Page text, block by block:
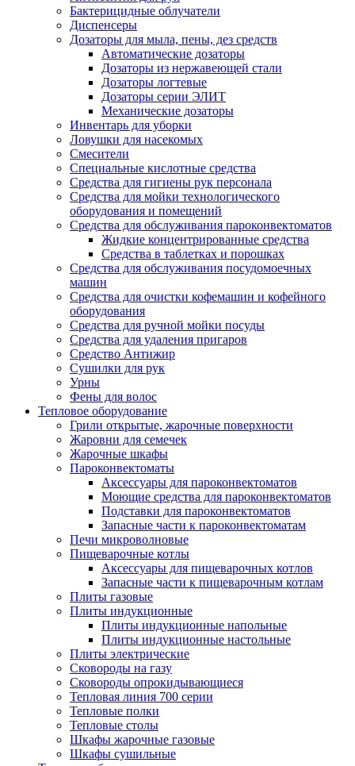
Бактерицидные облучатели
Диспенсеры
Дозаторы для мыла, пены, дез средств
Автоматические дозаторы
Дозаторы из нержавеющей стали
Дозаторы логтевые
Дозаторы серии ЭЛИТ
Механические дозаторы
Инвентарь для уборки
Ловушки для насекомых
Смесители
Специальные кислотные средства
Средства для гигиены рук персонала
Средства для мойки технологического
оборудования и помещений
Средства для обслуживания пароконвектоматов
Жидкие концентрированные средства
Средства в таблетках и порошках
Средства для обслуживания посудомоечных
машин
Средства для очистки кофемашин и кофейного
оборудования
Средства для ручной мойки посуды
Средства для удаления пригаров
Средство Антижир
Сушилки для рук
Урны
Фены для волос
Тепловое оборудование
Грили открытые, жарочные поверхности
Жаровни для семечек
Жарочные шкафы
Пароконвектоматы
Аксессуары для пароконвектоматов
Моющие средства для пароконвектоматов
Подставки для пароконвектоматов
Запасные части к пароконвектоматам
Печи микроволновые
Пищеварочные котлы
Аксессуары для пищеварочных котлов
Запасные части к пищеварочным котлам
Плиты газовые
Плиты индукционные
Плиты индукционные напольные
Плиты индукционные настольные
Плиты электрические
Сковороды на газу
Сковороды опрокидывающиеся
Тепловая линия 700 серии
Тепловые полки
Тепловые столы
Шкафы жарочные газовые
Шкафы сушильные